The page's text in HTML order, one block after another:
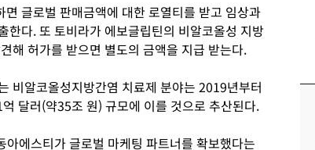
글로벌 판매금액에 대한 로열티를 받고 임상과
한다. 또 토비라가 에보글립틴의 비알코올성 지방
해 허가를 받으면 별도의 금액을 지급 받는다.
비알코올성지방간염 치료제 분야는 2019년부터
달러(약35조 원) 규모에 이를 것으로 추산된다.
에스티가 글로벌 마케팅 파트너를 확보했다는